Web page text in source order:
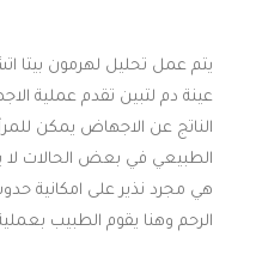
يتم عمل تحليل لهرمون
عينة دم لتبين تقدم عملية
الناتج عن الاجهاض يمكن
الطبيعي في بعض الحالات
هي مجرد نذير على
الرحم وهنا يقوم الطبيب